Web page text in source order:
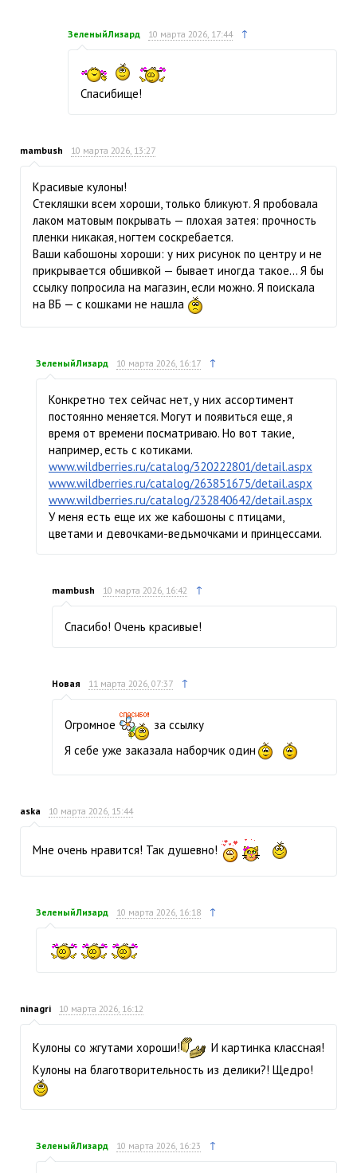
ЗеленыйЛизард 10 марта 2026, 17:44 ↑
Спасибище!
mambush 10 марта 2026, 13:27
Красивые кулоны!
Стекляшки всем хороши, только бликуют. Я пробовала
лаком матовым покрывать — плохая затея: прочность
пленки никакая, ногтем соскребается.
Ваши кабошоны хороши: у них рисунок по центру и не
прикрывается обшивкой — бывает иногда такое… Я бы
ссылку попросила на магазин, если можно. Я поискала
на ВБ — с кошками не нашла
ЗеленыйЛизард 10 марта 2026, 16:17 ↑
Конкретно тех сейчас нет, у них ассортимент
постоянно меняется. Могут и появиться еще, я
время от времени посматриваю. Но вот такие,
например, есть с котиками.
www.wildberries.ru/catalog/320222801/detail.aspx
www.wildberries.ru/catalog/263851675/detail.aspx
www.wildberries.ru/catalog/232840642/detail.aspx
У меня есть еще их же кабошоны с птицами,
цветами и девочками-ведьмочками и принцессами.
mambush 10 марта 2026, 16:42 ↑
Спасибо! Очень красивые!
Новая 11 марта 2026, 07:37 ↑
Огромное
за ссылку
Я себе уже заказала наборчик один
aska 10 марта 2026, 15:44
Мне очень нравится! Так душевно!
ЗеленыйЛизард 10 марта 2026, 16:18 ↑
ninagri 10 марта 2026, 16:12
Кулоны со жгутами хороши!
И картинка классная!
Кулоны на благотворительность из делики?! Щедро!
ЗеленыйЛизард 10 марта 2026, 16:23 ↑